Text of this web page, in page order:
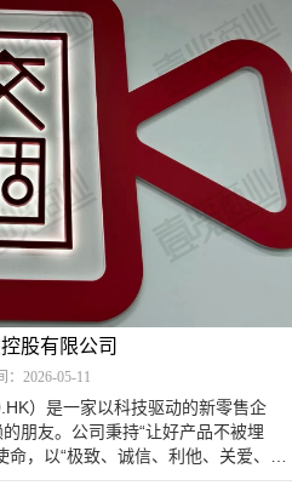
股有限公司
：2026-05-11
）是一家以科技驱动的新零售企
朋友。公司秉持“让好产品不被埋
，以“极致、诚信、利他、关爱、长